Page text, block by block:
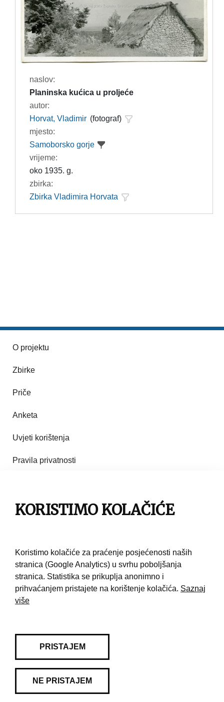
naslov:
Planinska kućica u proljeće
autor:
Horvat, Vladimir (fotograf)
mjesto:
Samoborsko gorje
vrijeme:
oko 1935. g.
zbirka:
Zbirka Vladimira Horvata
O projektu
Zbirke
Priče
Anketa
Uvjeti korištenja
Pravila privatnosti
Pravila korištenja
KORISTIMO KOLAČIĆE
Koristimo kolačiće za praćenje posjećenosti naših
stranica (Google Analytics) u svrhu poboljšanja
stranica. Statistika se prikuplja anonimno i
prihvaćanjem pristajete na korištenje kolačića. Saznaj
više
PRISTAJEM
NE PRISTAJEM